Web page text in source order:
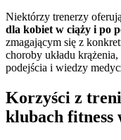
Niektórzy trenerzy
dla kobiet w ciąży i po
zmagającym się z
choroby układu
podejścia i wiedzy
Korzyści z
klubach fitness